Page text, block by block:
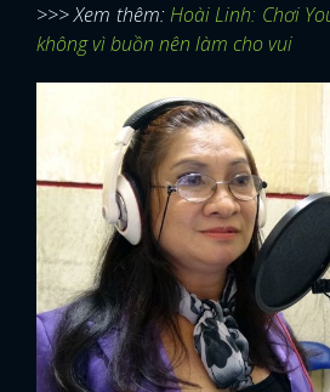
>>> Xem thêm:Hoài Linh: Chơi
không vì buồn nên làm cho vui